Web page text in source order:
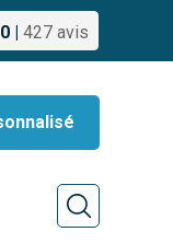
| 427 avis